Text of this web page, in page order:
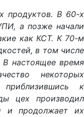
продуктов. В 60-х
а позже начали
как КСТ. К 70-м
в том числе
В настоящее время
некоторых
к
цех производил
и продолжает их